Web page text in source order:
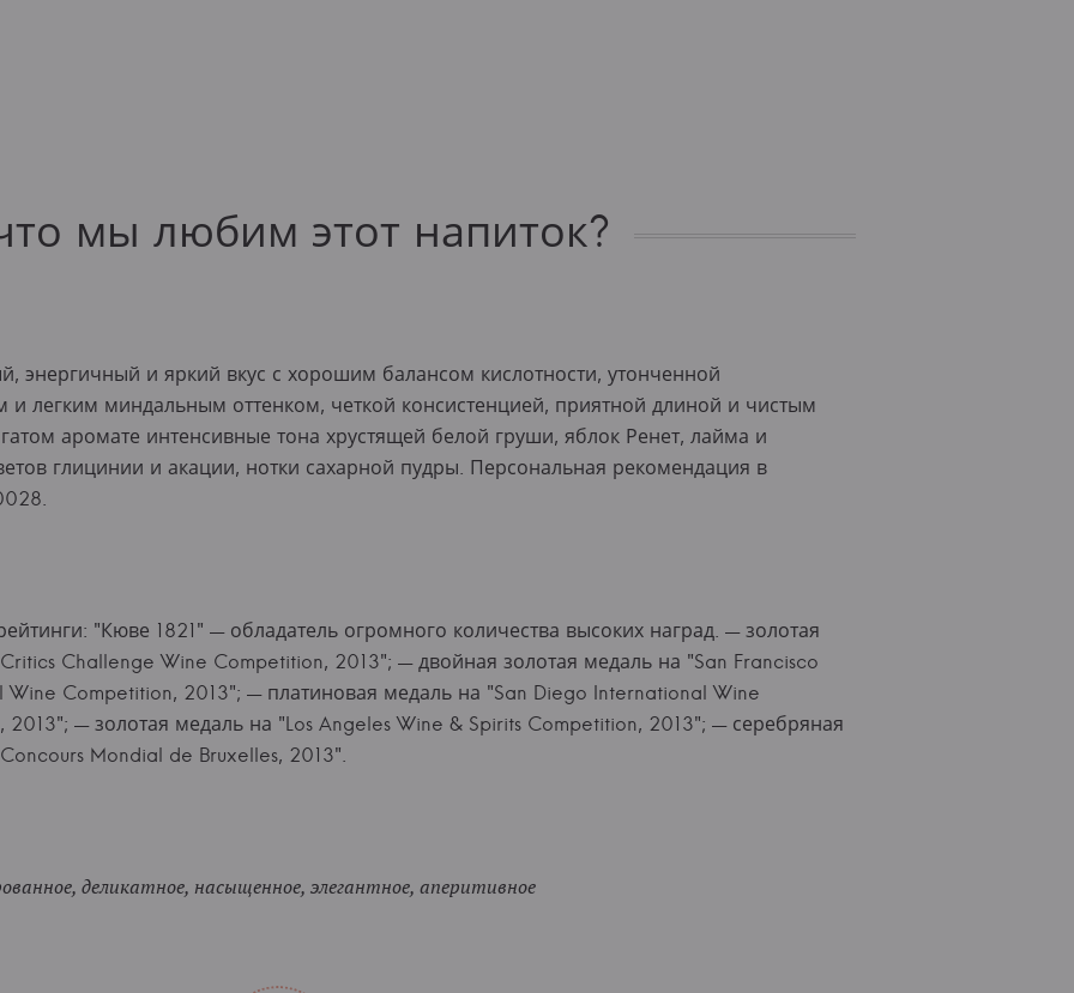
мы любим этот напиток?
энергичный и яркий вкус с хорошим балансом кислотности, утонченной
и легким миндальным оттенком, четкой консистенцией, приятной длиной и чистым
аромате интенсивные тона хрустящей белой груши, яблок Ренет, лайма и
глицинии и акации, нотки сахарной пудры. Персональная рекомендация в
"Кюве 1821" — обладатель огромного количества высоких наград. — золотая
Challenge Wine Competition, 2013"; — двойная золотая медаль на "San Francisco
Wine Competition, 2013"; — платиновая медаль на "San Diego International Wine
2013"; — золотая медаль на "Los Angeles Wine & Spirits Competition, 2013"; — серебряная
Mondial de Bruxelles, 2013".
деликатное, насыщенное, элегантное, аперитивное